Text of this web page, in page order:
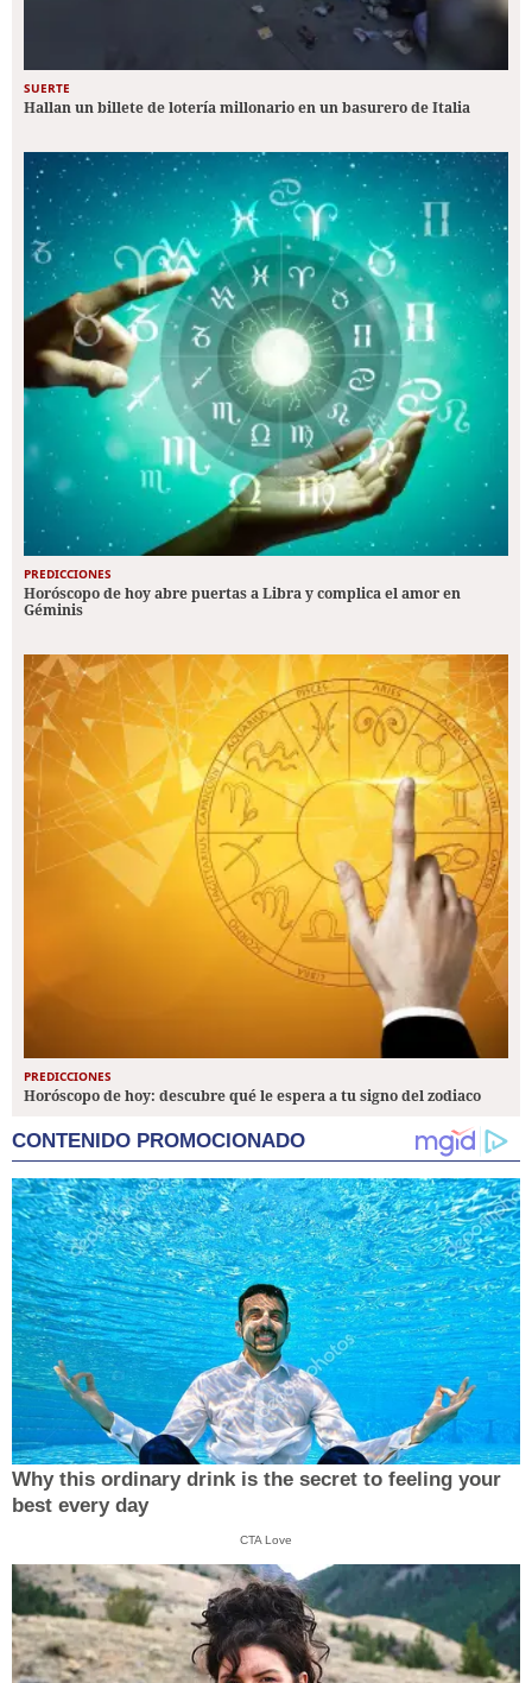
SUERTE
Hallan un billete de lotería millonario en un basurero de Italia
PREDICCIONES
Horóscopo de hoy abre puertas a Libra y complica el amor en
Géminis
PREDICCIONES
Horóscopo de hoy: descubre qué le espera a tu signo del zodiaco
CONTENIDO PROMOCIONADO
Why this ordinary drink is the secret to feeling your
best every day
CTA Love